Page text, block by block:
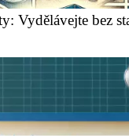
Vydělávejte bez